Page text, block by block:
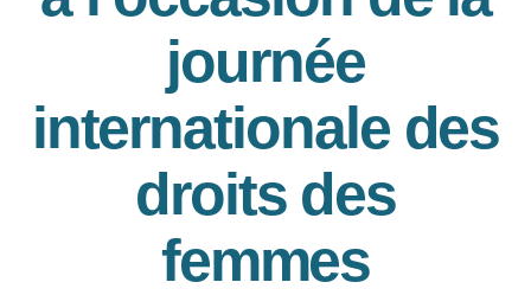
journée
internationale des
droits des
femmes